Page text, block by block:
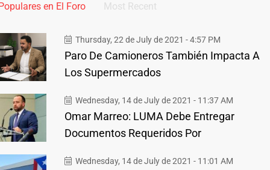
en El Foro Most Recent
Thursday, 22 de July de 2021 - 4:57 PM
Paro De Camioneros También Impacta A
Los Supermercados
Wednesday, 14 de July de 2021 - 11:37 AM
Omar Marreo: LUMA Debe Entregar
Documentos Requeridos Por
Wednesday, 14 de July de 2021 - 11:01 AM